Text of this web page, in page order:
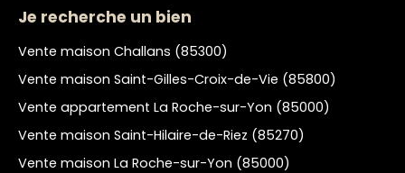
Je recherche un bien
Vente maison Challans (85300)
Vente maison Saint-Gilles-Croix-de-Vie (85800)
Vente appartement La Roche-sur-Yon (85000)
Vente maison Saint-Hilaire-de-Riez (85270)
Vente maison La Roche-sur-Yon (85000)